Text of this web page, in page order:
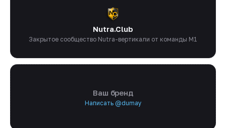
Nutra.Club
Закрытое сообщество Nutra-вертикали от команды M1
Ваш бренд
Написать @dumay